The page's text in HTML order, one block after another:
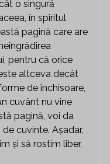
o singură
în spiritul
pagină care are
pentru că orice
altceva decât
de închisoare,
cuvânt nu vine
pagină, voi da
cuvinte. Așadar,
și să rostim liber,